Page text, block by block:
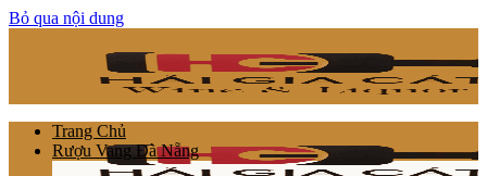
Bỏ qua nội dung
Trang Chủ
Rượu Vang Đà Nẵng